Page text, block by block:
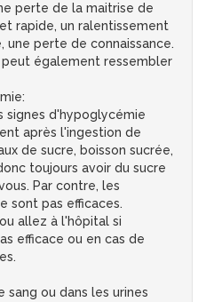
perte de la maitrise de
rapide, un ralentissement
perte de connaissance.
également ressembler
signes d'hypoglycémie
après l'ingestion de
de sucre, boisson sucrée,
toujours avoir du sucre
Par contre, les
sont pas efficaces.
allez à l'hôpital si
efficace ou en cas de
sang ou dans les urines